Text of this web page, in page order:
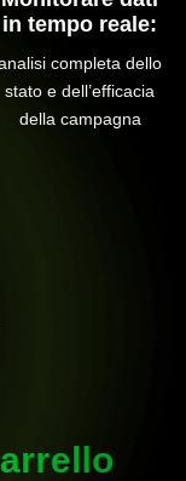
in tempo reale:
completa dello
stato e dell’efficacia
della campagna
arrello